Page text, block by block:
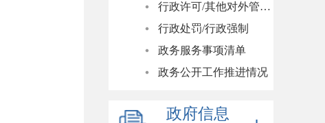
行政许可/其他对外管理服务
行政处罚/行政强制
政务服务事项清单
政务公开工作推进情况
政府信息